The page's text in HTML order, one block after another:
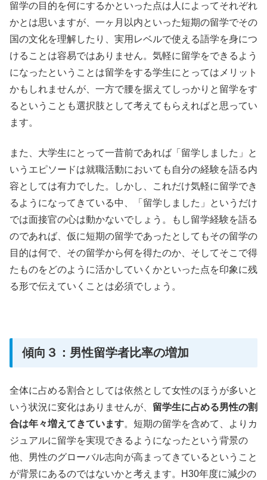
留学の目的を何にするかといった点は人によってそれぞれ
かとは思いますが、一ヶ月以内といった短期の留学でその
国の文化を理解したり、実用レベルで使える語学を身につ
けることは容易ではありません。気軽に留学をできるよう
になったということは留学をする学生にとってはメリット
かもしれませんが、一方で腰を据えてしっかりと留学をす
るということも選択肢として考えてもらえればと思ってい
ます。
また、大学生にとって一昔前であれば「留学しました」と
いうエピソードは就職活動においても自分の経験を語る内
容としては有力でした。しかし、これだけ気軽に留学でき
るようになってきている中、「留学しました」というだけ
では面接官の心は動かないでしょう。もし留学経験を語る
のであれば、仮に短期の留学であったとしてもその留学の
目的は何で、その留学から何を得たのか、そしてそこで得
たものをどのように活かしていくかといった点を印象に残
る形で伝えていくことは必須でしょう。
傾向３：男性留学者比率の増加
全体に占める割合としては依然として女性のほうが多いと
いう状況に変化はありませんが、 留学生に占める男性の割
合は年々増えてきています。短期の留学を含めて、よりカ
ジュアルに留学を実現できるようになったという背景の
他、男性のグローバル志向が高まってきているということ
が背景にあるのではないかと考えます。H30年度に減少の